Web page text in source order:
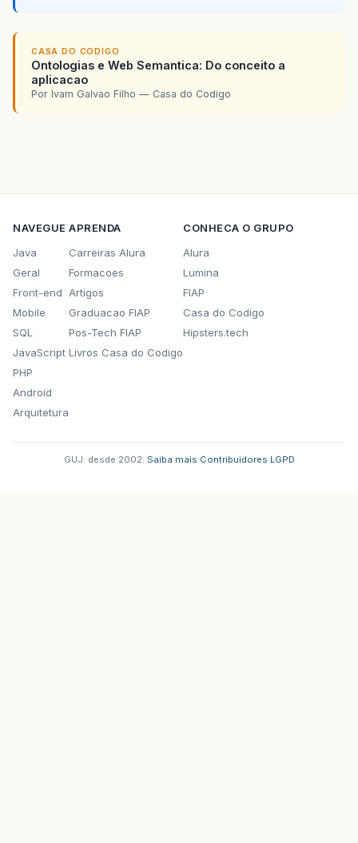
CASA DO CODIGO
Ontologias e Web Semantica: Do conceito a
aplicacao
Por Ivam Galvao Filho — Casa do Codigo
NAVEGUE
Java
Geral
Front-end
Mobile
SQL
JavaScript
PHP
Android
Arquitetura
APRENDA
Carreiras Alura
Formacoes
Artigos
Graduacao FIAP
Pos-Tech FIAP
Livros Casa do Codigo
CONHECA O GRUPO
Alura
Lumina
FIAP
Casa do Codigo
Hipsters.tech
GUJ: desde 2002. Saiba mais Contribuidores LGPD